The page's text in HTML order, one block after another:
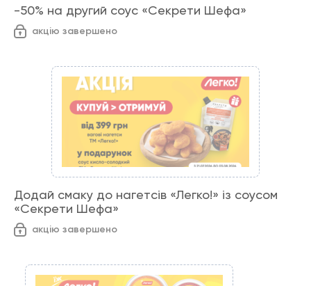
-50% на другий соус «Секрети Шефа»
акцію завершено
Додай смаку до нагетсів «Легко!» із соусом
«Секрети Шефа»
акцію завершено